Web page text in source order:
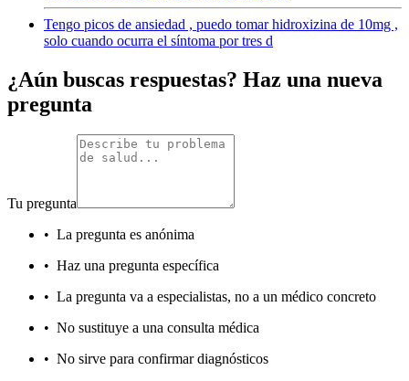
Tengo picos de ansiedad , puedo tomar hidroxizina de 10mg ,
solo cuando ocurra el síntoma por tres d
¿Aún buscas respuestas? Haz una nueva
pregunta
Tu pregunta
• La pregunta es anónima
• Haz una pregunta específica
• La pregunta va a especialistas, no a un médico concreto
• No sustituye a una consulta médica
• No sirve para confirmar diagnósticos